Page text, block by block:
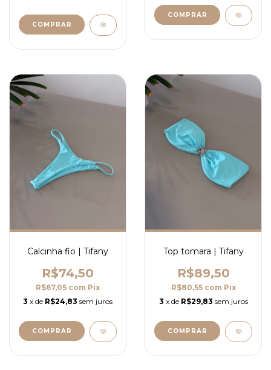
COMPRAR
COMPRAR
Calcinha fio | Tifany
R$74,50
R$67,05 com Pix
3 x de R$24,83 sem juros
COMPRAR
Top tomara | Tifany
R$89,50
R$80,55 com Pix
3 x de R$29,83 sem juros
COMPRAR